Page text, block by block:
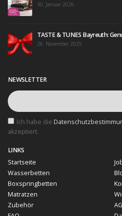
30. Januar 2026
TASTE & TUNES Bayreuth:
26. November 2025
NEWSLETTER
Ich habe die
akzeptiert.
LINKS
Startseite
Wasserbetten
Boxspringbetten
Matratzen
Zubehör